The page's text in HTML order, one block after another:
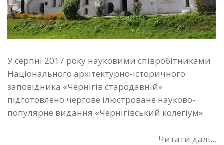
У серпні 2017 року науковими співробітниками
Національного архітектурно-історичного
заповідника «Чернігів стародавній»
підготовлено чергове ілюстроване науково-
популярне видання «Чернігівський колегіум».
Читати далі...